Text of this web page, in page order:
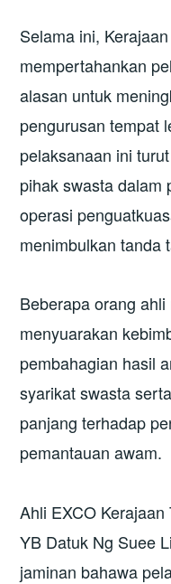
Selama ini,
mempertahankan
alasan untuk
pengurusan tempat
pelaksanaan ini
pihak swasta dalam
operasi
menimbulkan tanda
Beberapa orang
menyuarakan
pembahagian hasil
syarikat swasta
panjang terhadap
pemantauan awam.
Ahli EXCO
YB Datuk Ng Suee
jaminan bahawa